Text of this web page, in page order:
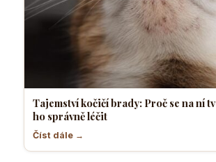
Tajemství kočičí brady: Proč se na ní
ho správně léčit
Číst dále →